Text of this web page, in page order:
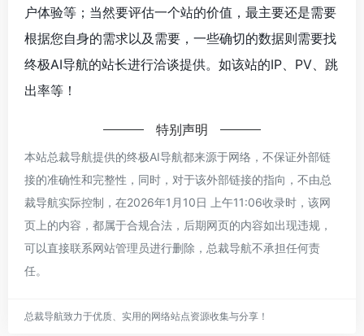
户体验等；当然要评估一个站的价值，最主要还是需要
根据您自身的需求以及需要，一些确切的数据则需要找
终极AI导航的站长进行洽谈提供。如该站的IP、PV、跳
出率等！
特别声明
本站总裁导航提供的终极AI导航都来源于网络，不保证外部链
接的准确性和完整性，同时，对于该外部链接的指向，不由总
裁导航实际控制，在2026年1月10日 上午11:06收录时，该网
页上的内容，都属于合规合法，后期网页的内容如出现违规，
可以直接联系网站管理员进行删除，总裁导航不承担任何责
任。
总裁导航致力于优质、实用的网络站点资源收集与分享！